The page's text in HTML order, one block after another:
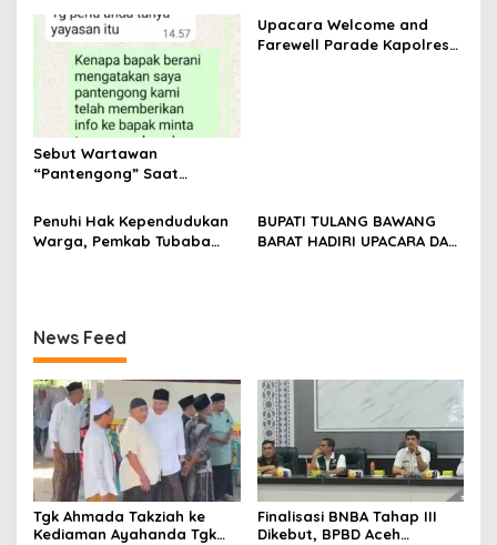
Penghulu untuk Vervali
Stimulan Rumah
Sebut Wartawan
“Pantengong” Saat
Diduga Langgar Hukum &
Etika, DPR‑Provinsi,
Gubernur dan PLLDA
Upacara Welcome and
Farewell Parade Kapolres
Penuhi Hak Kependudukan
Warga, Pemkab Tubaba
BUPATI TULANG BAWANG
BARAT HADIRI UPACARA DAN
News Feed
Tgk Ahmada Takziah ke
Kediaman Ayahanda Tgk
Finalisasi BNBA Tahap III
Dikebut, BPBD Aceh